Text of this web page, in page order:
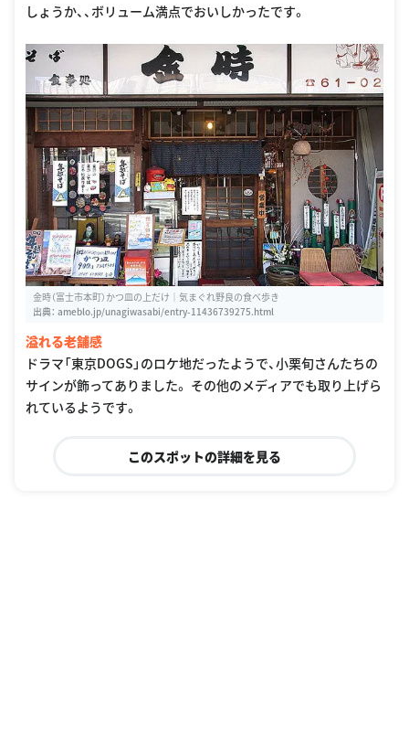
しょうか、、ボリューム満点でおいしかったです。
金時（富士市本町）かつ皿の上だけ｜気まぐれ野良の食べ歩き
出典： ameblo.jp/unagiwasabi/entry-11436739275.html
溢れる老舗感
ドラマ「東京DOGS」のロケ地だったようで、小栗旬さんたちの
サインが飾ってありました。 その他のメディアでも取り上げら
れているようです。
このスポットの詳細を見る